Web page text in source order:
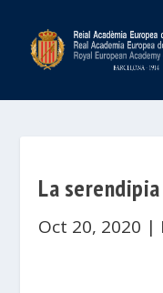
La
Oct 20, 2020 |